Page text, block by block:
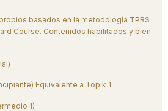
basados en la metodología TPRS
Course. Contenidos habilitados y bien
Equivalente a Topik 1
1)